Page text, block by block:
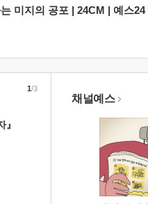
미지의 공포 | 24CM | 예스24
1/3
채널예스